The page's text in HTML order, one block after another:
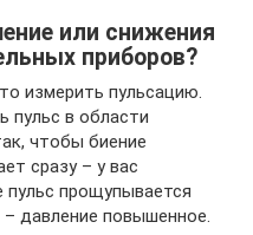
или снижения
приборов?
измерить пульсацию.
пульс в области
чтобы биение
сразу – у вас
пульс прощупывается
давление повышенное.